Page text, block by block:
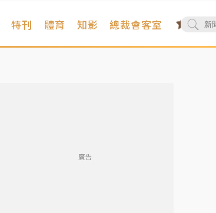
特刊 體育 知影 總裁會客室
廣告